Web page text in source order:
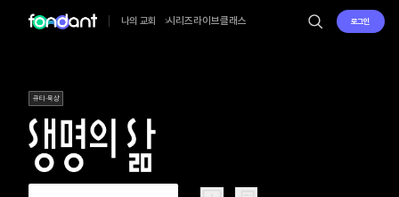
나의 교회 시리즈라이브클래스 로그인
큐티·묵상